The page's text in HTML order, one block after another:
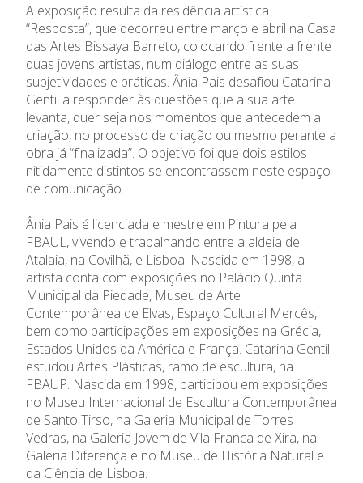
A exposição resulta da residência artística
“Resposta”, que decorreu entre março e abril na Casa
das Artes Bissaya Barreto, colocando frente a frente
duas jovens artistas, num diálogo entre as suas
subjetividades e práticas. Ânia Pais desafiou Catarina
Gentil a responder às questões que a sua arte
levanta, quer seja nos momentos que antecedem a
criação, no processo de criação ou mesmo perante a
obra já “finalizada”. O objetivo foi que dois estilos
nitidamente distintos se encontrassem neste espaço
de comunicação.
Ânia Pais é licenciada e mestre em Pintura pela
FBAUL, vivendo e trabalhando entre a aldeia de
Atalaia, na Covilhã, e Lisboa. Nascida em 1998, a
artista conta com exposições no Palácio Quinta
Municipal da Piedade, Museu de Arte
Contemporânea de Elvas, Espaço Cultural Mercês,
bem como participações em exposições na Grécia,
Estados Unidos da América e França. Catarina Gentil
estudou Artes Plásticas, ramo de escultura, na
FBAUP. Nascida em 1998, participou em exposições
no Museu Internacional de Escultura Contemporânea
de Santo Tirso, na Galeria Municipal de Torres
Vedras, na Galeria Jovem de Vila Franca de Xira, na
Galeria Diferença e no Museu de História Natural e
da Ciência de Lisboa.